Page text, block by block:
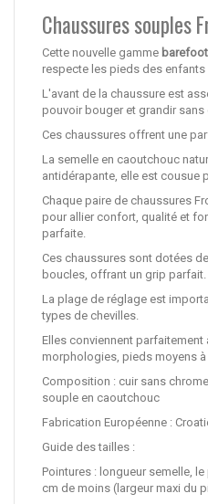
Chaussures souples
Cette nouvelle gamme barefoot
respecte les pieds des enfants
L'avant de la chaussure est
pouvoir bouger et grandir sans
Ces chaussures offrent une
La semelle en caoutchouc
antidérapante, elle est cousue
Chaque paire de chaussures
pour allier confort, qualité et
parfaite.
Ces chaussures sont dotées
boucles, offrant un grip parfait.
La plage de réglage est
types de chevilles.
Elles conviennent parfaitement
morphologies, pieds moyens à
Composition : cuir sans
souple en caoutchouc
Fabrication Européenne :
Guide des tailles :
Pointures : longueur semelle,
cm de moins (largeur maxi du